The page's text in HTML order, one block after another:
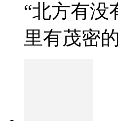
“北方有没
里有茂密